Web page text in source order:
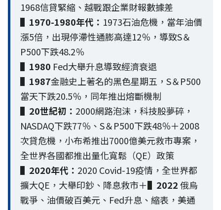
1968信貸緊縮、越戰跟企業財報數據差
▌ 1970-1980年代： 1973石油危機，當年油價
漲5倍，出現停滯性通膨高達12％，導致S＆
P500下跌48.2％
▌ 1980 Fed大舉升息導致經濟衰退
▌ 1987金融史上著名的黑色星期五，S＆P500
當天下跌20.5％，同年推出熔斷機制
▌ 20世紀初： 2000網路泡沫，科技股夢碎，
NASDAQ下跌77％、S＆P500下跌48％＋2008
次貸危機，小布希推出7000億美元救市專案，
全世界各國都推出量化寬鬆（QE）政策
▌ 2020年代： 2020 Covid-19疫情，全世界都
擴大QE，大舉印鈔、降息救市＋▌ 2022俄烏
戰爭、油價破百美元、Fed升息、縮表，美通